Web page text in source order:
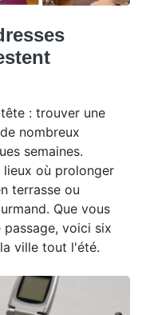
: trouver une
nombreux
semaines.
lieux où prolonger
terrasse ou
Que vous
voici six
ville tout l'été.